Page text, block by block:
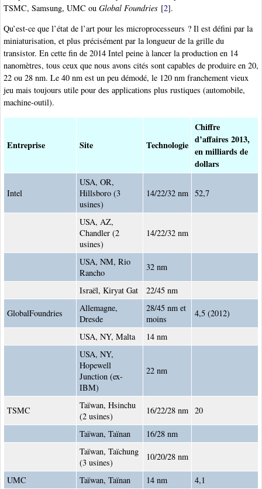
TSMC, Samsung, UMC ou Global Foundries [2].
Qu’est-ce que l’état de l’art pour les microprocesseurs ? Il est défini par la
miniaturisation, et plus précisément par la longueur de la grille du
transistor. En cette fin de 2014 Intel peine à lancer la production en 14
nanomètres, tous ceux que nous avons cités sont capables de produire en 20,
22 ou 28 nm. Le 40 nm est un peu démodé, le 120 nm franchement vieux
jeu mais toujours utile pour des applications plus rustiques (automobile,
machine-outil).
Entreprise Site Technologie
Chiffre
d’affaires 2013,
en milliards de
dollars
Intel
USA, OR,
Hillsboro (3
usines)
14/22/32 nm 52,7
USA, AZ,
Chandler (2
usines)
14/22/32 nm
USA, NM, Rio
Rancho
32 nm
Israël, Kiryat Gat 22/45 nm
GlobalFoundries
Allemagne,
Dresde
28/45 nm et
moins
4,5 (2012)
USA, NY, Malta
14 nm
USA, NY,
Hopewell
Junction (ex-
IBM)
22 nm
TSMC
Taïwan, Hsinchu
(2 usines)
16/22/28 nm 20
Taïwan, Taïnan
16/28 nm
Taïwan, Taïchung
(3 usines)
10/20/28 nm
UMC Taïwan, Taïnan 14 nm 4,1